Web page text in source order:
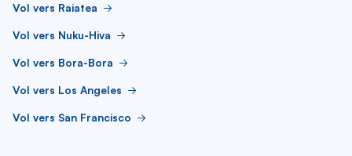
Vol vers Raiatea
Vol vers Nuku-Hiva
Vol vers Bora-Bora
Vol vers Los Angeles
Vol vers San Francisco